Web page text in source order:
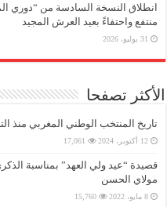
انطلاق النسخة السادسة من “دوري
منتفع واحتفاءً بعيد العرش المجيد
31 يوليو، 2026
الأكثر تصفحا
تاريخ المنتخب الوطني المغربي منذ
12 أكتوبر، 2024 17,061
قصيدة “عيد ولي العهد” بمناسبة
مولاي الحسن
8 مايو، 2022 15,760